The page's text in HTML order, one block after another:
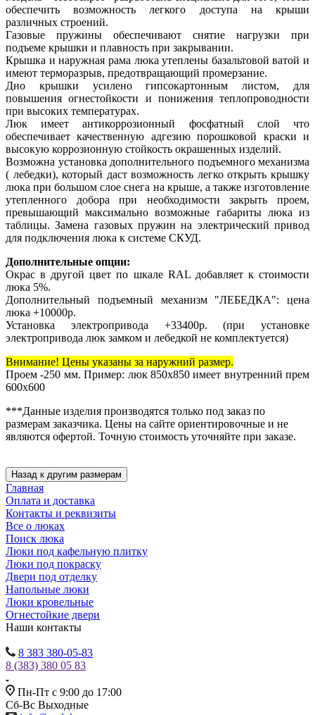
обеспечить возможность легкого доступа на крыши
различных строений.
Газовые пружины обеспечивают снятие нагрузки при
подъеме крышки и плавность при закрывании.
Крышка и наружная рама люка утеплены базальтовой ватой и
имеют терморазрыв, предотвращающий промерзание.
Дно крышки усилено гипсокартонным листом, для
повышения огнестойкости и понижения теплопроводности
при высоких температурах.
Люк имеет антикоррозионный фосфатный слой что
обеспечивает качественную адгезию порошковой краски и
высокую коррозионную стойкость окрашенных изделий.
Возможна установка дополнительного подъемного механизма
( лебедки), который даст возможность легко открыть крышку
люка при большом слое снега на крыше, а также изготовление
утепленного добора при необходимости закрыть проем,
превышающий максимально возможные габариты люка из
таблицы. Замена газовых пружин на электрический привод
для подключения люка к системе СКУД.
Дополнительные опции:
Окрас в другой цвет по шкале RAL добавляет к стоимости
люка 5%.
Дополнительный подъемный механизм "ЛЕБЕДКА": цена
люка +10000р.
Установка электропривода +33400р. (при установке
электропривода люк замком и лебедкой не комплектуется)
Внимание! Цены указаны за наружний размер.
Проем -250 мм. Пример: люк 850х850 имеет внутренний прем
600х600
***Данные изделия производятся только под заказ по
размерам заказчика. Цены на сайте ориентировочные и не
являются офертой. Точную стоимость уточняйте при заказе.
Главная
Оплата и доставка
Контакты и реквизиты
Все о люках
Поиск люка
Люки под кафельную плитку
Люки под покраску
Двери под отделку
Напольные люки
Люки кровельные
Огнестойкие двери
Наши контакты
8 383 380-05-83
8 (383) 380 05 83
Пн-Пт с 9:00 до 17:00
Сб-Вс Выходные